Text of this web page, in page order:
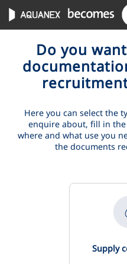
ONLINE TRANSACTIONS
YOUR SERVICE
YOUR WATER
ABOUT US
Do you
Here you can select the
enquire about, fill in
where and what use you
the documents
Supply